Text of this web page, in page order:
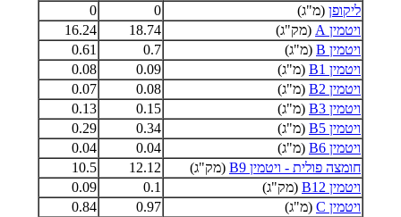
ליקופן (מ"ג) 0
0
ויטמין A
(מק"ג) 18.74
16.24
ויטמין B
(מ"ג) 0.7
0.61
ויטמין B1
(מ"ג) 0.09
0.08
ויטמין B2
(מ"ג) 0.08
0.07
ויטמין B3
(מ"ג) 0.15
0.13
ויטמין B5
(מ"ג) 0.34
0.29
ויטמין B6
(מ"ג) 0.04
0.04
חומצה פולית - ויטמין B9
(מק"ג) 12.12
10.5
ויטמין B12
(מק"ג) 0.1
0.09
ויטמין C
(מ"ג) 0.97
0.84